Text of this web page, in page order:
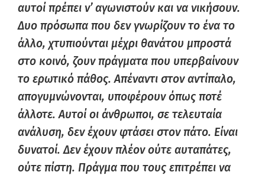
αυτοί πρέπει ν’ αγωνιστούν και να νικήσουν.
Δυο πρόσωπα που δεν γνωρίζουν το ένα το
άλλο, χτυπιούνται μέχρι θανάτου μπροστά
στο κοινό, ζουν πράγματα που υπερβαίνουν
το ερωτικό πάθος. Απέναντι στον αντίπαλο,
απογυμνώνονται, υποφέρουν όπως ποτέ
άλλοτε. Αυτοί οι άνθρωποι, σε τελευταία
ανάλυση, δεν έχουν φτάσει στον πάτο. Είναι
δυνατοί. Δεν έχουν πλέον ούτε αυταπάτες,
ούτε πίστη. Πράγμα που τους επιτρέπει να